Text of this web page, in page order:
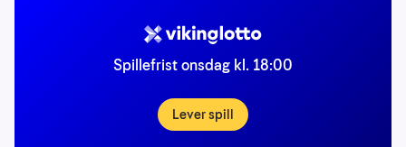
Spillefrist onsdag kl. 18:00
Lever spill